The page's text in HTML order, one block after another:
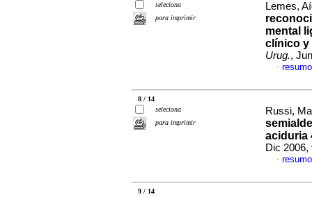
seleciona
para imprimir
Lemes,
mental
clínico y
Urug.,
·
8 / 14
seleciona
para imprimir
Russi,
aciduria
Dic 2006,
·
9 / 14